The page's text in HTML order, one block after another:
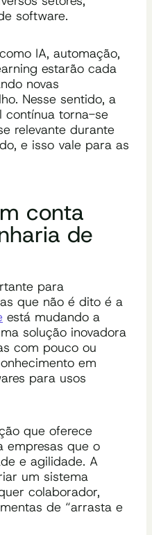
software.
como IA, automação,
estarão cada
novas
Nesse sentido, a
contínua torna-se
relevante durante
e isso vale para as
conta
de
para
que não é dito é a
está mudando a
solução inovadora
com pouco ou
em
para usos
que oferece
empresas que o
e agilidade. A
um sistema
colaborador,
de “arrasta e